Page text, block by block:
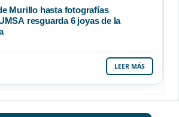
Murillo hasta fotografías
resguarda 6 joyas de la
LEER MÁS